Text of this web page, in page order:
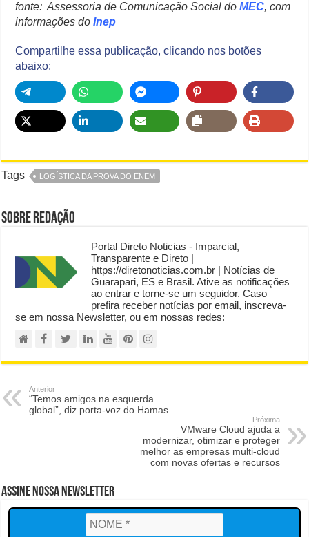
fonte:Assessoria de Comunicação Social doMEC, com
informações doInep
Compartilhe essa publicação, clicando nos botões
abaixo:
Tags LOGÍSTICA DA PROVA DO ENEM
Sobre Redação
Portal Direto Noticias - Imparcial,
Transparente e Direto |
https://diretonoticias.com.br | Notícias de
Guarapari, ES e Brasil. Ative as notificações
ao entrar e torne-se um seguidor. Caso
prefira receber notícias por email, inscreva-
se em nossa Newsletter, ou em nossas redes:
Anterior
“Temos amigos na esquerda
global”, diz porta-voz do Hamas
Próxima
VMware Cloud ajuda a
modernizar, otimizar e proteger
melhor as empresas multi-cloud
com novas ofertas e recursos
Assine Nossa Newsletter